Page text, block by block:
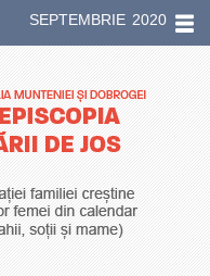
SEPTEMBRIE 2020